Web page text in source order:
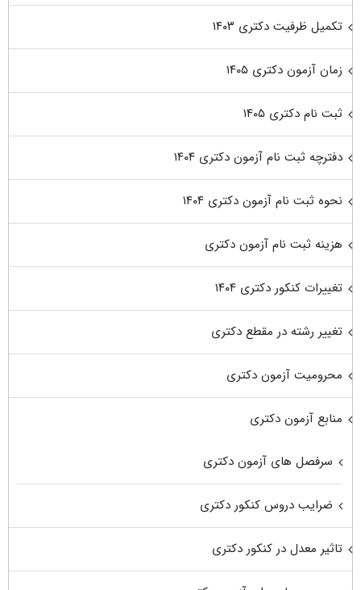
تکمیل ظرفیت دکتری ۱۴۰۳
زمان آزمون دکتری ۱۴۰۵
ثبت نام دکتری ۱۴۰۵
دفترچه ثبت نام آزمون دکتری ۱۴۰۴
نحوه ثبت نام آزمون دکتری ۱۴۰۴
هزینه ثبت نام آزمون دکتری
تغییرات کنکور دکتری ۱۴۰۴
تغییر رشته در مقطع دکتری
محرومیت آزمون دکتری
منابع آزمون دکتری
سرفصل های آزمون دکتری
ضرایب دروس کنکور دکتری
تاثیر معدل در کنکور دکتری